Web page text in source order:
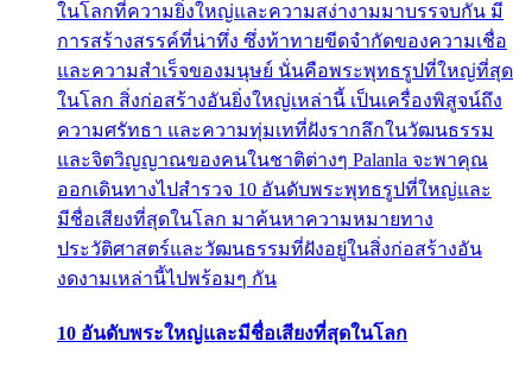
ในโลกที่ความยิ่งใหญ่และความสง่างามมาบรรจบกัน มี
การสร้างสรรค์ที่น่าทึ่ง ซึ่งท้าทายขีดจำกัดของความเชื่อ
และความสำเร็จของมนุษย์ นั่นคือพระพุทธรูปที่ใหญ่ที่สุด
ในโลก สิ่งก่อสร้างอันยิ่งใหญ่เหล่านี้ เป็นเครื่องพิสูจน์ถึง
ความศรัทธา และความทุ่มเทที่ฝังรากลึกในวัฒนธรรม
และจิตวิญญาณของคนในชาติต่างๆ Palanla จะพาคุณ
ออกเดินทางไปสำรวจ 10 อันดับพระพุทธรูปที่ใหญ่และ
มีชื่อเสียงที่สุดในโลก มาค้นหาความหมายทาง
ประวัติศาสตร์และวัฒนธรรมที่ฝังอยู่ในสิ่งก่อสร้างอัน
งดงามเหล่านี้ไปพร้อมๆ กัน
10 อันดับพระใหญ่และมีชื่อเสียงที่สุดในโลก